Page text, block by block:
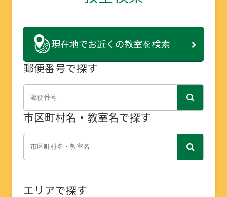
現在地でお近くの教室を検索
郵便番号で探す
市区町村名・教室名で探す
エリアで探す